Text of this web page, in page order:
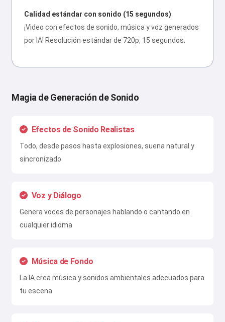
Calidad estándar con sonido (15 segundos)
¡Video con efectos de sonido, música y voz generados
por IA! Resolución estándar de 720p, 15 segundos.
Magia de Generación de Sonido
Efectos de Sonido Realistas
Todo, desde pasos hasta explosiones, suena natural y
sincronizado
Voz y Diálogo
Genera voces de personajes hablando o cantando en
cualquier idioma
Música de Fondo
La IA crea música y sonidos ambientales adecuados para
tu escena